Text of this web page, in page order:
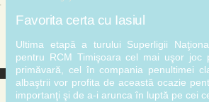
Favorita certa cu Iasiul
Ultima etapă a turului Superligii
pentru RCM Timişoara cel mai uşor joc
primăvară, cel în compania penultimei
albaştrii vor profita de această ocazie
importanţi şi de a-i arunca în luptă pe cei